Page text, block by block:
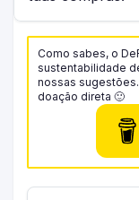
Como sabes, o
sustentabilidade
nossas
doação direta 🙂